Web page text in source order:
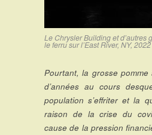
Le Chrysler Building et d’autres
le ferru sur l’East River, NY,
Pourtant, la grosse pomme
d’années au cours
population s’effriter et la
raison de la crise du
cause de la pression